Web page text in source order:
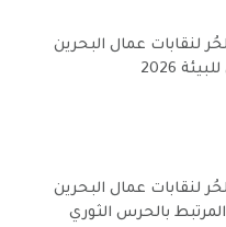
لنقابات عمال البحرين
2026
لنقابات عمال البحرين
بالحرس الثوري